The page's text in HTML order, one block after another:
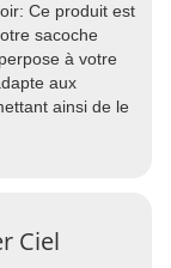
Ce produit est
sacoche
à votre
aux
ainsi de le
Ciel